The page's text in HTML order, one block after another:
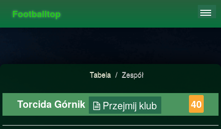
Footballtop
STATYSTYKI
Tabela / Zespół
Torcida Górnik Przejmij klub 40